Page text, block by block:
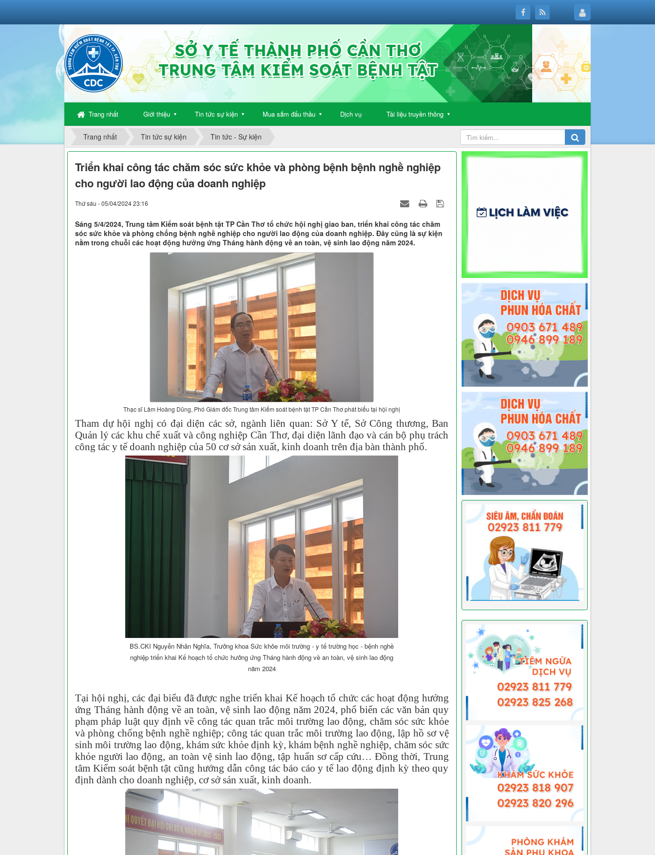
Trang nhất Giới thiệu ▼ Tin tức sự kiện ▼ Mua sắm đấu thầu ▼ Dịch vụ Tài liệu truyền thông ▼
Trang nhất Tin tức sự kiện Tin tức - Sự kiện
Triển khai công tác chăm sóc sức khỏe và phòng bệnh bệnh nghề nghiệp
cho người lao động của doanh nghiệp
Thứ sáu - 05/04/2024 23:16
Sáng 5/4/2024, Trung tâm Kiểm soát bệnh tật TP Cần Thơ tổ chức hội nghị giao ban, triển khai công tác chăm
sóc sức khỏe và phòng chống bệnh nghề nghiệp cho người lao động của doanh nghiệp. Đây cũng là sự kiện
nằm trong chuỗi các hoạt động hưởng ứng Tháng hành động về an toàn, vệ sinh lao động năm 2024.
Thạc sĩ Lâm Hoàng Dũng, Phó Giám đốc Trung tâm Kiểm soát bệnh tật TP Cần Thơ phát biểu tại hội nghị
Tham dự hội nghị có đại diện các sở, ngành liên quan: Sở Y tế, Sở Công thương, Ban
Quản lý các khu chế xuất và công nghiệp Cần Thơ, đại diện lãnh đạo và cán bộ phụ trách
công tác y tế doanh nghiệp của 50 cơ sở sản xuất, kinh doanh trên địa bàn thành phố.
BS.CKI Nguyễn Nhân Nghĩa, Trưởng khoa Sức khỏe môi trường - y tế trường học - bệnh nghề
nghiệp triển khai Kế hoạch tổ chức hưởng ứng Tháng hành động về an toàn, vệ sinh lao động
năm 2024
Tại hội nghị, các đại biểu đã được nghe triển khai Kế hoạch tổ chức các hoạt động hưởng
ứng Tháng hành động về an toàn, vệ sinh lao động năm 2024, phổ biến các văn bản quy
phạm pháp luật quy định về công tác quan trắc môi trường lao động, chăm sóc sức khỏe
và phòng chống bệnh nghề nghiệp; công tác quan trắc môi trường lao động, lập hồ sơ vệ
sinh môi trường lao động, khám sức khỏe định kỳ, khám bệnh nghề nghiệp, chăm sóc sức
khỏe người lao động, an toàn vệ sinh lao động, tập huấn sơ cấp cứu… Đồng thời, Trung
tâm Kiểm soát bệnh tật cũng hướng dẫn công tác báo cáo y tế lao động định kỳ theo quy
định dành cho doanh nghiệp, cơ sở sản xuất, kinh doanh.